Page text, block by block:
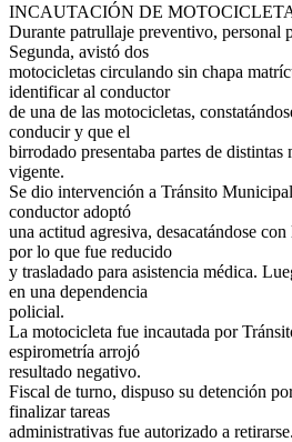
INCAUTACIÓN DE
Durante patrullaje preventivo, personal
Segunda, avistó dos
motocicletas circulando sin chapa
identificar al conductor
de una de las motocicletas,
conducir y que el
birrodado presentaba partes de distintas
vigente.
Se dio intervención a Tránsito
conductor adoptó
una actitud agresiva, desacatándose
por lo que fue reducido
y trasladado para asistencia médica.
en una dependencia
policial.
La motocicleta fue incautada por
espirometría arrojó
resultado negativo.
Fiscal de turno, dispuso su detención
finalizar tareas
administrativas fue autorizado a retirarse.